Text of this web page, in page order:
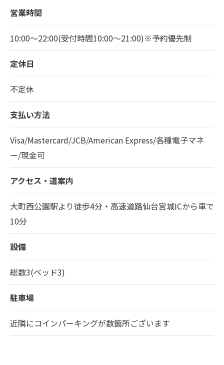
営業時間
10:00～22:00(受付時間10:00〜21:00)※予約優先制
定休日
不定休
支払い方法
Visa/Mastercard/JCB/American Express/各種電子マネ
ー/現金可
アクセス・道案内
大町西公園駅より徒歩4分・高速道路仙台宮城ICから車で
10分
設備
総数3(ベッド3)
駐車場
近隣にコインパーキングが数箇所ございます